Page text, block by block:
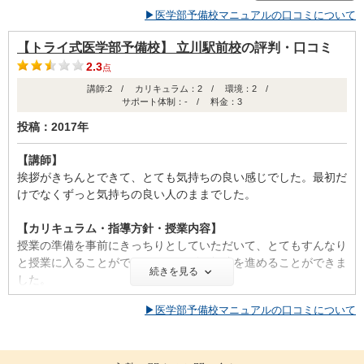
▶医学部予備校マニュアルの口コミについて
【トライ式医学部予備校】 立川駅前校の評判・口コミ
2.3点
講師:2 / カリキュラム：2 / 環境：2 /
サポート体制：- / 料金：3
投稿：2017年
【講師】
挨拶がきちんとできて、とても気持ちの良い感じでした。最初だ
けでなくずっと気持ちの良い人のままでした。
【カリキュラム・指導方針・授業内容】
授業の準備を事前にきっちりとしていただいて、とてもすんなり
と授業に入ることができ、スムーズに勉強を進めることができま
した。
【校舎内外の環境について（自習室、交通の便、治安、立地な
●周辺の環境
続きを見る
▶医学部予備校マニュアルの口コミについて